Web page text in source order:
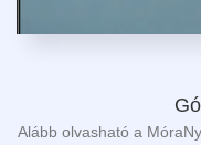
Alább olvasható a